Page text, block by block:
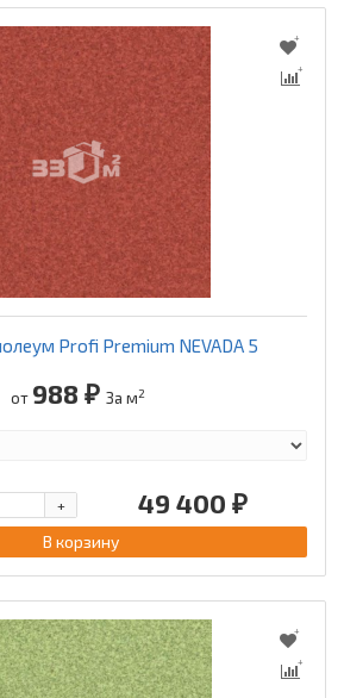
Profi Premium NEVADA 5
от 988 ₽ За м2
49 400 ₽
+
В корзину